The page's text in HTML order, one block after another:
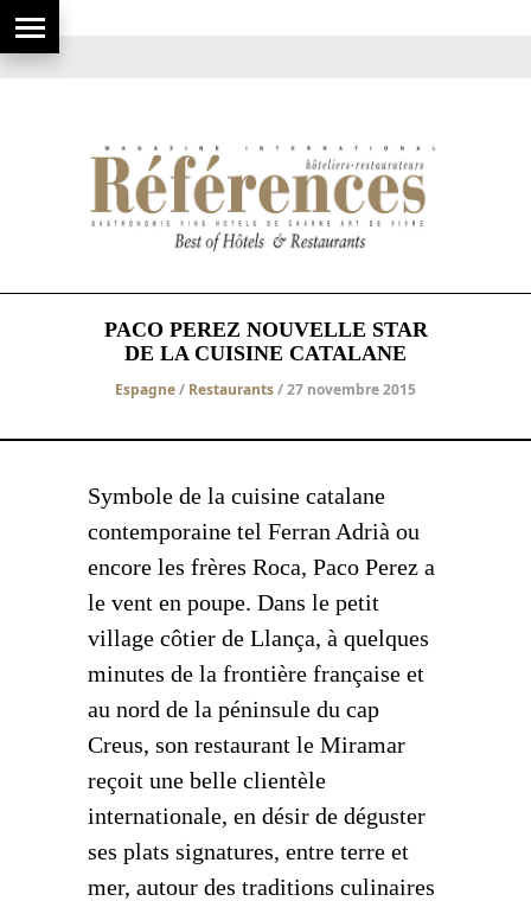
PACO PEREZ NOUVELLE STAR
DE LA CUISINE CATALANE
Espagne/ Restaurants/ 27 novembre 2015
Symbole de la cuisine catalane
contemporaine tel Ferran Adrià ou
encore les frères Roca, Paco Perez a
le vent en poupe. Dans le petit
village côtier de Llança, à quelques
minutes de la frontière française et
au nord de la péninsule du cap
Creus, son restaurant le Miramar
reçoit une belle clientèle
internationale, en désir de déguster
ses plats signatures, entre terre et
mer, autour des traditions culinaires